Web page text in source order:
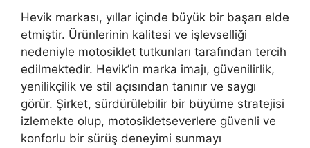
Hevik markası, yıllar içinde büyük bir başarı elde
etmiştir. Ürünlerinin kalitesi ve işlevselliği
nedeniyle motosiklet tutkunları tarafından tercih
edilmektedir. Hevik’in marka imajı, güvenilirlik,
yenilikçilik ve stil açısından tanınır ve saygı
görür. Şirket, sürdürülebilir bir büyüme stratejisi
izlemekte olup, motosikletseverlere güvenli ve
konforlu bir sürüş deneyimi sunmayı